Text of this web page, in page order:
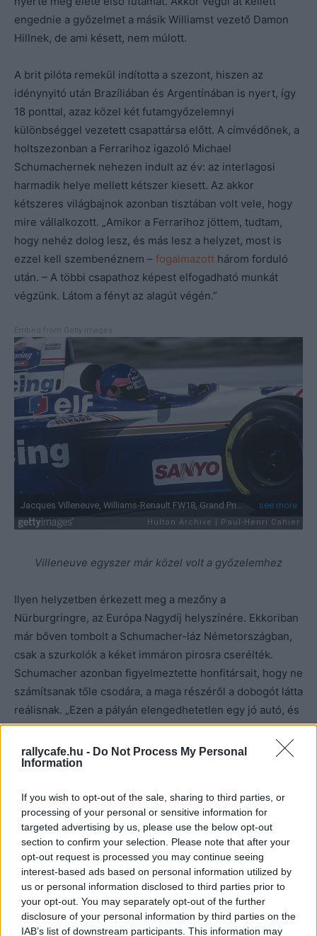
rallycafe.hu - Do Not Process My Personal
Information
If you wish to opt-out of the sale, sharing to third parties, or
processing of your personal or sensitive information for
targeted advertising by us, please use the below opt-out
section to confirm your selection. Please note that after your
opt-out request is processed you may continue seeing
interest-based ads based on personal information utilized by
us or personal information disclosed to third parties prior to
your opt-out. You may separately opt-out of the further
disclosure of your personal information by third parties on the
IAB’s list of downstream participants. This information may
engednie a győzelmet a másik Williamst vezető Damon
Hillnek, de ami késett, nem múlott.
A brit pilóta remekül indította a szezont, hiszen az
idénynyitó után Brazíliában és Argentínában is nyert, így
18 ponttal, azaz közel két futamgyőzelemnyi
különbséggel vezetett csapattársa előtt. A címvédőnek, a
holtszezonban a Ferrarihoz igazoló Michael
Schumachernek nehezen indult az év: az interlagosi
harmadik helye mellett kétszer kiesett. Az akkor
kétszeres világbajnok azonban tisztában volt vele, hogy
mire vállalkozott. „Amikor a Ferrarihoz jöttem, tudtam,
hogy nehéz dolog lesz, és más lesz a helyzet, most is
ezzel kell szembenéznem – fogalmazott három forduló
után. – A többi csapathoz képest elfogadható munkát
végzünk. Látom a fényt az alagút végén.”
Villeneuve egyszer már közel volt a győzelemhez
Ilyen helyzetben érkezett meg a mezőny a
Nürburgringre, az Európa Nagydíj helyszínére. Ekkoriban
már bőven tombolt a Schumacher-láz Németországban,
csak a szurkolók a kéket immáron pirosra cserélték.
Schumacher azonban figyelmeztette honfitársait, hogy ne
számítsanak tőle csodára, a maga részéről a dobogót látta
reálisnak. „Ezen a pályán elengedhetetlen egy jó autó, és
a teljesítmény szempontjából még nem vagyunk olyan
helyzetben, hogy kihívjuk a Williamseket” – jelentette ki.
időmérőn, Hill pedig még Villeneuve-öt is nagyon
megverte. A későbbi világbajnok 78 századot adott
csapattársának, míg a harmadik helyen végző
Schumacher már 1,208 másodpercet kapott. Mögöttük két
középmezőnybeli versenyző, Jean Alesi, valamint
Rubens Barrichello zárt, utánuk következett David
Coulthard, majd Eddie Irvine.